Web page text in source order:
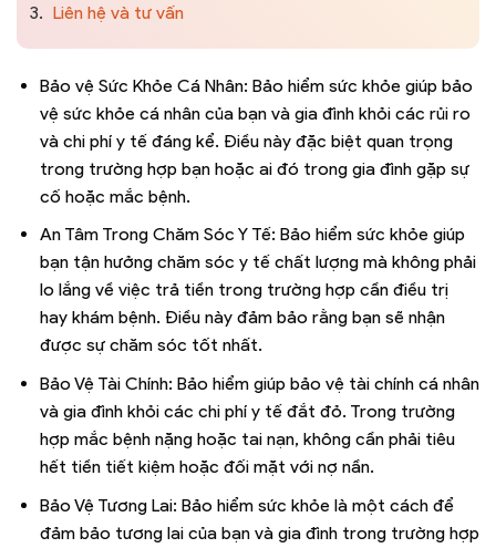
3. Liên hệ và tư vấn
Bảo vệ Sức Khỏe Cá Nhân: Bảo hiểm sức khỏe giúp bảo
vệ sức khỏe cá nhân của bạn và gia đình khỏi các rủi ro
và chi phí y tế đáng kể. Điều này đặc biệt quan trọng
trong trường hợp bạn hoặc ai đó trong gia đình gặp sự
cố hoặc mắc bệnh.
An Tâm Trong Chăm Sóc Y Tế: Bảo hiểm sức khỏe giúp
bạn tận hưởng chăm sóc y tế chất lượng mà không phải
lo lắng về việc trả tiền trong trường hợp cần điều trị
hay khám bệnh. Điều này đảm bảo rằng bạn sẽ nhận
được sự chăm sóc tốt nhất.
Bảo Vệ Tài Chính: Bảo hiểm giúp bảo vệ tài chính cá nhân
và gia đình khỏi các chi phí y tế đắt đỏ. Trong trường
hợp mắc bệnh nặng hoặc tai nạn, không cần phải tiêu
hết tiền tiết kiệm hoặc đối mặt với nợ nần.
Bảo Vệ Tương Lai: Bảo hiểm sức khỏe là một cách để
đảm bảo tương lai của bạn và gia đình trong trường hợp